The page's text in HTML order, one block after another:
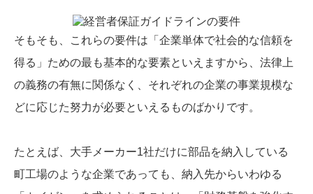
そもそも、これらの要件は「企業単体で社会的な信頼を
得る」ための最も基本的な要素といえますから、法律上
の義務の有無に関係なく、それぞれの企業の事業規模な
どに応じた努力が必要といえるものばかりです。
たとえば、大手メーカー1社だけに部品を納入している
町工場のような企業であっても、納入先からいわゆる